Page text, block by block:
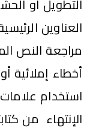
التطويل أو
العناوين
مراجعة النص
أخطاء إملائية
استخدام
الإنتهاء من